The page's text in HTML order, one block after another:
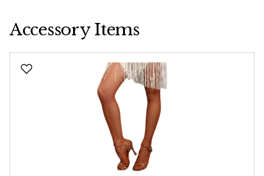
Accessory Items